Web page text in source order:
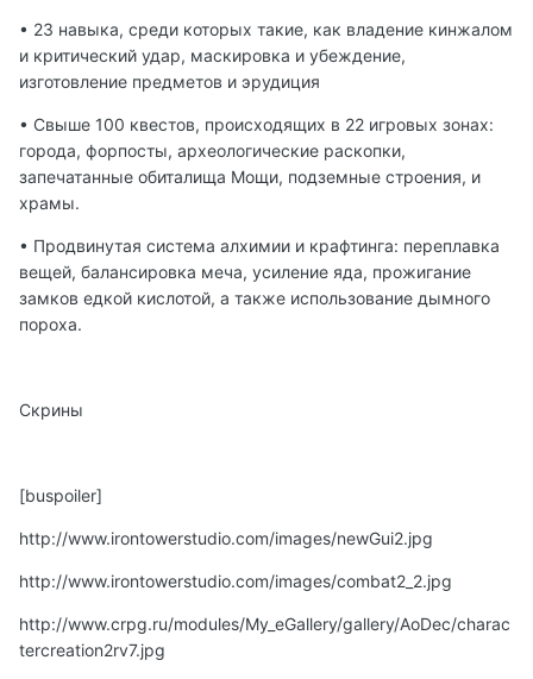
• 23 навыка, среди которых такие, как владение кинжалом
и критический удар, маскировка и убеждение,
изготовление предметов и эрудиция
• Свыше 100 квестов, происходящих в 22 игровых зонах:
города, форпосты, археологические раскопки,
запечатанные обиталища Мощи, подземные строения, и
храмы.
• Продвинутая система алхимии и крафтинга: переплавка
вещей, балансировка меча, усиление яда, прожигание
замков едкой кислотой, а также использование дымного
пороха.
Скрины
[buspoiler]
http://www.irontowerstudio.com/images/newGui2.jpg
http://www.irontowerstudio.com/images/combat2_2.jpg
http://www.crpg.ru/modules/My_eGallery/gallery/AoDec/charac
tercreation2rv7.jpg